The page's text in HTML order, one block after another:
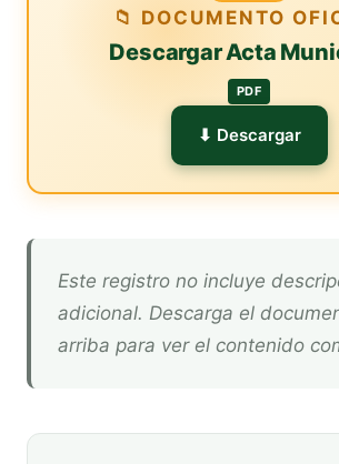
📁 DOCUMENTO
Descargar Acta
PDF
⬇ Descargar
Este registro no incluye descripción
adicional. Descarga el
arriba para ver el contenido